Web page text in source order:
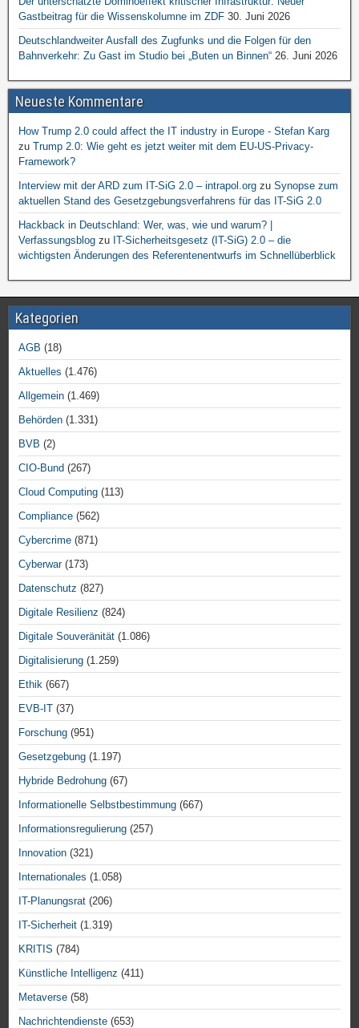
Gastbeitrag für die Wissenskolumne im ZDF 30. Juni 2026
Deutschlandweiter Ausfall des Zugfunks und die Folgen für den
Bahnverkehr: Zu Gast im Studio bei „Buten un Binnen“ 26. Juni 2026
Neueste Kommentare
How Trump 2.0 could affect the IT industry in Europe - Stefan Karg
zu Trump 2.0: Wie geht es jetzt weiter mit dem EU-US-Privacy-
Framework?
Interview mit der ARD zum IT-SiG 2.0 – intrapol.org zu Synopse zum
aktuellen Stand des Gesetzgebungsverfahrens für das IT-SiG 2.0
Hackback in Deutschland: Wer, was, wie und warum? |
Verfassungsblog zu IT-Sicherheitsgesetz (IT-SiG) 2.0 – die
wichtigsten Änderungen des Referentenentwurfs im Schnellüberblick
Kategorien
AGB (18)
Aktuelles (1.476)
Allgemein (1.469)
Behörden (1.331)
BVB (2)
CIO-Bund (267)
Cloud Computing (113)
Compliance (562)
Cybercrime (871)
Cyberwar(173)
Datenschutz (827)
Digitale Resilienz (824)
Digitale Souveränität (1.086)
Digitalisierung (1.259)
Ethik (667)
EVB-IT (37)
Forschung (951)
Gesetzgebung (1.197)
Hybride Bedrohung (67)
Informationelle Selbstbestimmung (667)
Informationsregulierung (257)
Innovation (321)
Internationales (1.058)
IT-Planungsrat (206)
IT-Sicherheit (1.319)
KRITIS (784)
Künstliche Intelligenz (411)
Metaverse (58)
Nachrichtendienste (653)